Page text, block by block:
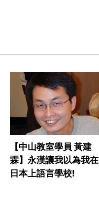
【中山教室學員 黃建
霖】永漢讓我以為我在
日本上語言學校!